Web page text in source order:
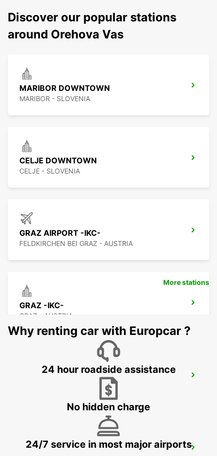
Discover our popular stations
around Orehova Vas
MARIBOR DOWNTOWN
MARIBOR - SLOVENIA
CELJE DOWNTOWN
CELJE - SLOVENIA
GRAZ AIRPORT -IKC-
FELDKIRCHEN BEI GRAZ - AUSTRIA
GRAZ -IKC-
GRAZ - AUSTRIA
NOVO MESTO DOWNTOWN
NOVO MESTO - SLOVENIA
ZAGREB AIRPORT
More stations
Why renting car with Europcar ?
24 hour roadside assistance
No hidden charge
24/7 service in most major airports